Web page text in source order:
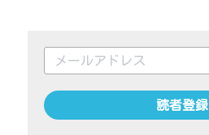
読者登録